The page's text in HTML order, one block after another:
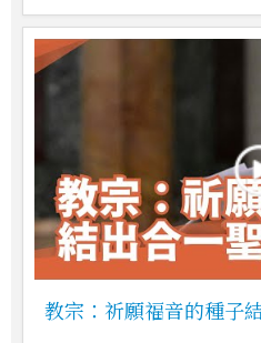
教宗：祈願福音的種子